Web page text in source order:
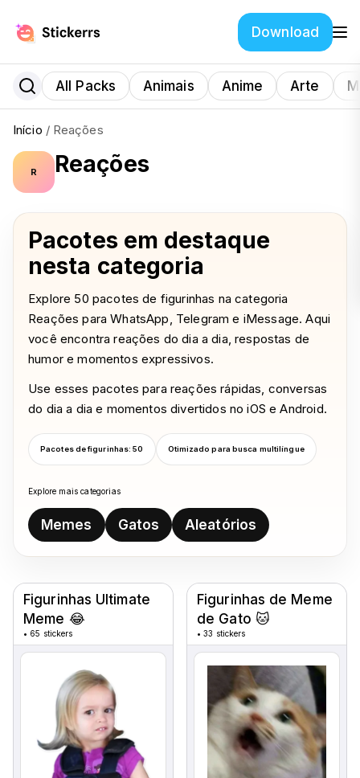
Download
All Packs Animais Anime Arte
Início / Reações
R Reações
Pacotes em destaque
nesta categoria
Explore 50 pacotes de figurinhas na categoria
Reações para WhatsApp, Telegram e iMessage. Aqui
você encontra reações do dia a dia, respostas de
humor e momentos expressivos.
Use esses pacotes para reações rápidas, conversas
do dia a dia e momentos divertidos no iOS e Android.
Pacotes de figurinhas: 50 Otimizado para busca multilíngue
Explore mais categorias
Memes Gatos Aleatórios
Sticker packs
Figurinhas Ultimate
Meme 😂
• 65 stickers
Figurinhas de Meme
de Gato 🐱
•33 stickers